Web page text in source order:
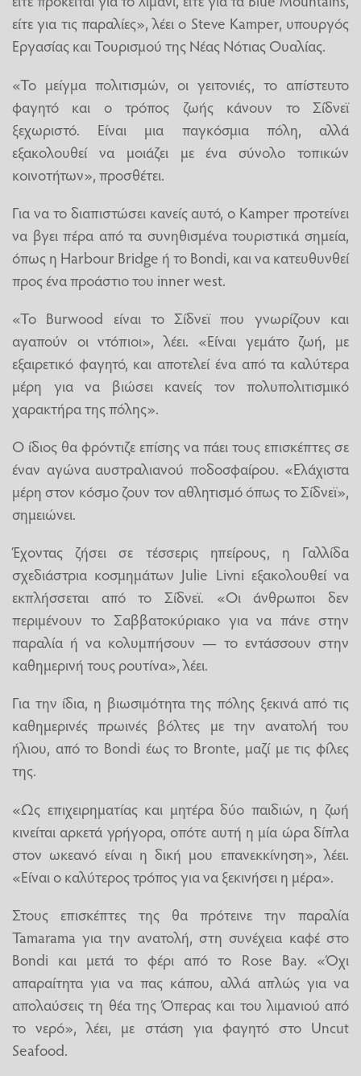
είτε για τις παραλίες», λέει ο Steve Kamper, υπουργός
Εργασίας και Τουρισμού της Νέας Νότιας Ουαλίας.
«Το μείγμα πολιτισμών, οι γειτονιές, το απίστευτο
φαγητό και ο τρόπος ζωής κάνουν το Σίδνεϊ
ξεχωριστό. Είναι μια παγκόσμια πόλη, αλλά
εξακολουθεί να μοιάζει με ένα σύνολο τοπικών
κοινοτήτων», προσθέτει.
Για να το διαπιστώσει κανείς αυτό, ο Kamper προτείνει
να βγει πέρα από τα συνηθισμένα τουριστικά σημεία,
όπως η Harbour Bridge ή το Bondi, και να κατευθυνθεί
προς ένα προάστιο του inner west.
«Το Burwood είναι το Σίδνεϊ που γνωρίζουν και
αγαπούν οι ντόπιοι», λέει. «Είναι γεμάτο ζωή, με
εξαιρετικό φαγητό, και αποτελεί ένα από τα καλύτερα
μέρη για να βιώσει κανείς τον πολυπολιτισμικό
χαρακτήρα της πόλης».
Ο ίδιος θα φρόντιζε επίσης να πάει τους επισκέπτες σε
έναν αγώνα αυστραλιανού ποδοσφαίρου. «Ελάχιστα
μέρη στον κόσμο ζουν τον αθλητισμό όπως το Σίδνεϊ»,
σημειώνει.
Έχοντας ζήσει σε τέσσερις ηπείρους, η Γαλλίδα
σχεδιάστρια κοσμημάτων Julie Livni εξακολουθεί να
εκπλήσσεται από το Σίδνεϊ. «Οι άνθρωποι δεν
περιμένουν το Σαββατοκύριακο για να πάνε στην
παραλία ή να κολυμπήσουν — το εντάσσουν στην
καθημερινή τους ρουτίνα», λέει.
Για την ίδια, η βιωσιμότητα της πόλης ξεκινά από τις
καθημερινές πρωινές βόλτες με την ανατολή του
ήλιου, από το Bondi έως το Bronte, μαζί με τις φίλες
της.
«Ως επιχειρηματίας και μητέρα δύο παιδιών, η ζωή
κινείται αρκετά γρήγορα, οπότε αυτή η μία ώρα δίπλα
στον ωκεανό είναι η δική μου επανεκκίνηση», λέει.
«Είναι ο καλύτερος τρόπος για να ξεκινήσει η μέρα».
Στους επισκέπτες της θα πρότεινε την παραλία
Tamarama για την ανατολή, στη συνέχεια καφέ στο
Bondi και μετά το φέρι από το Rose Bay. «Όχι
απαραίτητα για να πας κάπου, αλλά απλώς για να
απολαύσεις τη θέα της Όπερας και του λιμανιού από
το νερό», λέει, με στάση για φαγητό στο Uncut
Seafood.